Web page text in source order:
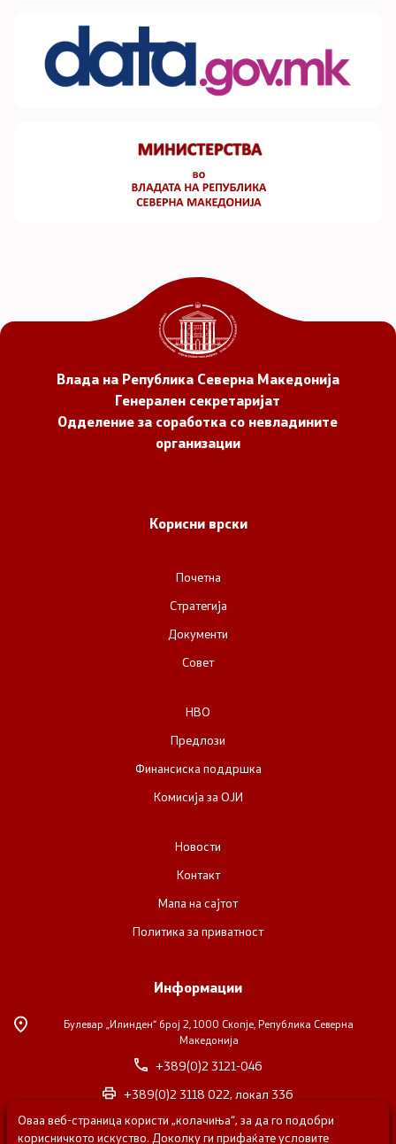
Влада на Република Северна Македонија
Генерален секретаријат
Одделение за соработка со невладините
организации
Корисни врски
Почетна
Стратегија
Документи
Совет
НВО
Предлози
Финансиска поддршка
Комисија за ОЈИ
Новости
Контакт
Мапа на сајтот
Политика за приватност
Информации
Булевар „Илинден“ број 2, 1000 Скопје, Република Северна
Македонија
+389(0)2 3121-046
+389(0)2 3118 022, локал 336
nvosorabotka@gs.gov.mk
Оваа веб-страница користи „колачиња“, за да го подобри
корисничкото искуство. Доколку ги прифаќате условите